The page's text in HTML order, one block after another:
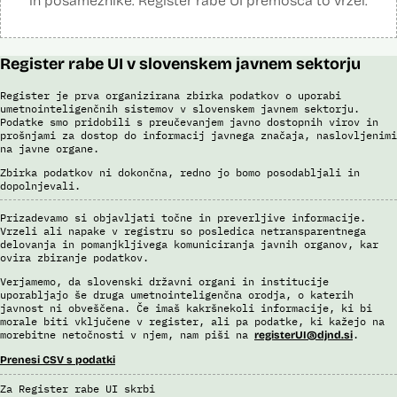
Spletno mesto podjetja Neurotechnology, podstran VeriLook
Odgovor na zahtevo za dostop do informacij javnega značaja
Dokument Povabilo k oddaji ponudbe
Dokument Obvestilo o oddaji naročila
Register rabe UI v slovenskem javnem sektorju
Register je prva organizirana zbirka podatkov o uporabi
umetnointeligenčnih sistemov v slovenskem javnem sektorju.
Podatke smo pridobili s preučevanjem javno dostopnih virov in
prošnjami za dostop do informacij javnega značaja, naslovljenimi
na javne organe.
Zbirka podatkov ni dokončna, redno jo bomo posodabljali in
dopolnjevali.
Prizadevamo si objavljati točne in preverljive informacije.
Vrzeli ali napake v registru so posledica netransparentnega
delovanja in pomanjkljivega komuniciranja javnih organov, kar
ovira zbiranje podatkov.
Verjamemo, da slovenski državni organi in institucije
uporabljajo še druga umetnointeligenčna orodja, o katerih
javnost ni obveščena. Če imaš kakršnekoli informacije, ki bi
morale biti vključene v register, ali pa podatke, ki kažejo na
morebitne netočnosti v njem, nam piši na registerUI@djnd.si.
Prenesi CSV s podatki
Za Register rabe UI skrbi